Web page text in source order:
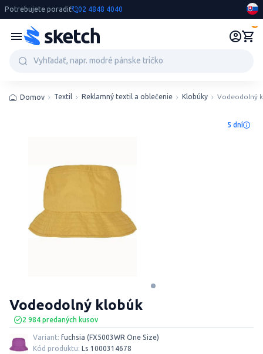
Potrebujete poradiť 02 4848 4040
Domov Textil Reklamný textil a oblečenie Klobúky Vodeodolný
5 dní
2 984 predaných kusov
Vodeodolný klobúk
Variant: fuchsia (FX5003WR One Size)
Kód produktu: Ls 1000314678